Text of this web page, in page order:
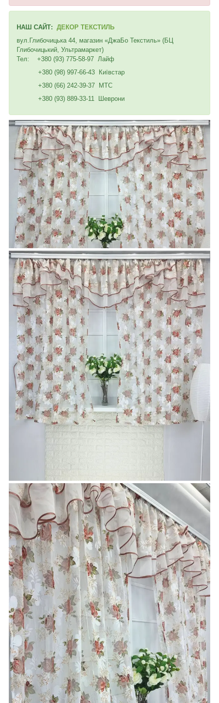
НАШ САЙТ: ДЕКОР ТЕКСТИЛЬ
вул.Глибочицька 44, магазин «ДжаБо Текстиль» (БЦ
Глибочицький, Ультрамаркет)
Тел: +380 (93) 775-58-97 Лайф
+380 (98) 997-66-43 Київстар
+380 (66) 242-39-37 МТС
+380 (93) 889-33-11 Шеврони